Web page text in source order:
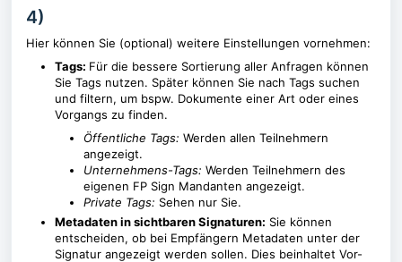
4)
Hier können Sie (optional) weitere Einstellungen vornehmen:
Tags: Für die bessere Sortierung aller Anfragen können
Sie Tags nutzen. Später können Sie nach Tags suchen
und filtern, um bspw. Dokumente einer Art oder eines
Vorgangs zu finden.
Öffentliche Tags: Werden allen Teilnehmern
angezeigt.
Unternehmens-Tags: Werden Teilnehmern des
eigenen FP Sign Mandanten angezeigt.
Private Tags: Sehen nur Sie.
Metadaten in sichtbaren Signaturen: Sie können
entscheiden, ob bei Empfängern Metadaten unter der
Signatur angezeigt werden sollen. Dies beinhaltet Vor-